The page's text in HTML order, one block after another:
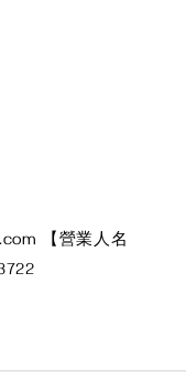
【營業人名